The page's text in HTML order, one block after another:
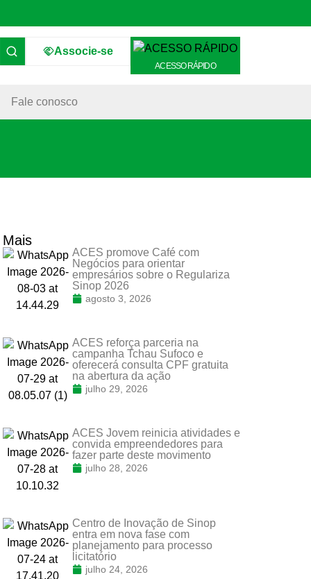
Associe-se
ACESSO RÁPIDO
Fale conosco
Mais
ACES promove Café com
Negócios para orientar
empresários sobre o Regulariza
Sinop 2026
agosto 3, 2026
ACES reforça parceria na
campanha Tchau Sufoco e
oferecerá consulta CPF gratuita
na abertura da ação
julho 29, 2026
ACES Jovem reinicia atividades e
convida empreendedores para
fazer parte deste movimento
julho 28, 2026
Centro de Inovação de Sinop
entra em nova fase com
planejamento para processo
licitatório
julho 24, 2026